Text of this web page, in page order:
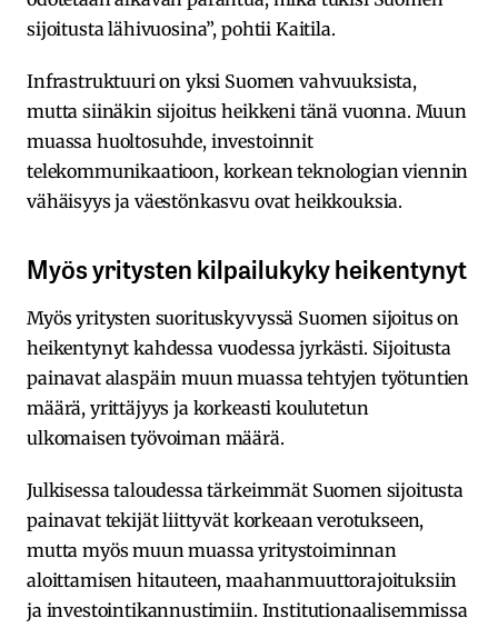
sijoitusta lähivuosina”, pohtii Kaitila.
Infrastruktuuri on yksi Suomen vahvuuksista,
mutta siinäkin sijoitus heikkeni tänä vuonna. Muun
muassa huoltosuhde, investoinnit
telekommunikaatioon, korkean teknologian viennin
vähäisyys ja väestönkasvu ovat heikkouksia.
Myös yritysten kilpailukyky heikentynyt
Myös yritysten suorituskyvyssä Suomen sijoitus on
heikentynyt kahdessa vuodessa jyrkästi. Sijoitusta
painavat alaspäin muun muassa tehtyjen työtuntien
määrä, yrittäjyys ja korkeasti koulutetun
ulkomaisen työvoiman määrä.
Julkisessa taloudessa tärkeimmät Suomen sijoitusta
painavat tekijät liittyvät korkeaan verotukseen,
mutta myös muun muassa yritystoiminnan
aloittamisen hitauteen, maahanmuuttorajoituksiin
ja investointikannustimiin. Institutionaalisemmissa